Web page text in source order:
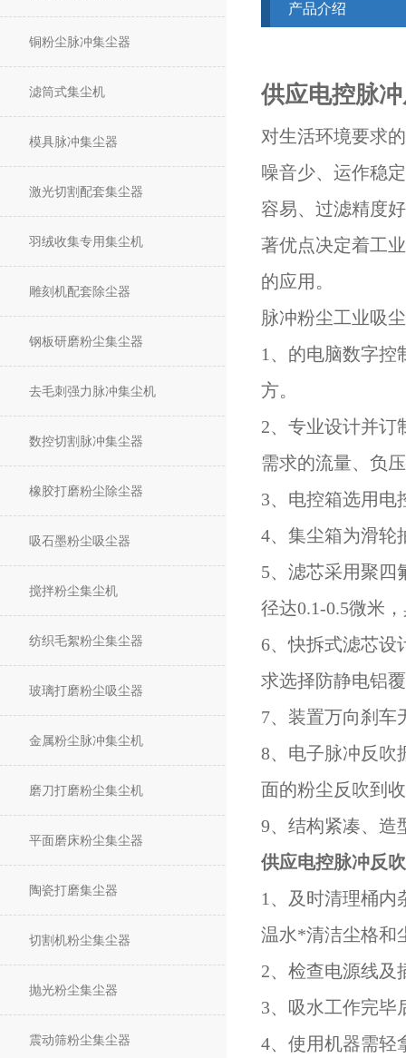
铜粉尘脉冲集尘器
滤筒式集尘机
模具脉冲集尘器
激光切割配套集尘器
羽绒收集专用集尘机
雕刻机配套除尘器
钢板研磨粉尘集尘器
去毛刺强力脉冲集尘机
数控切割脉冲集尘器
橡胶打磨粉尘除尘器
吸石墨粉尘吸尘器
搅拌粉尘集尘机
纺织毛絮粉尘集尘器
玻璃打磨粉尘吸尘器
金属粉尘脉冲集尘机
磨刀打磨粉尘集尘机
平面磨床粉尘集尘器
陶瓷打磨集尘器
切割机粉尘集尘器
抛光粉尘集尘器
震动筛粉尘集尘器
产品介绍
供应电控脉
对生活环境要求
噪音少、运作稳
容易、过滤精度
著优点决定着工
的应用。
脉冲粉尘工业吸
1、的电脑数字控
方。
2、专业设计并订
需求的流量、负
3、电控箱选用电
4、集尘箱为滑轮
5、滤芯采用聚四
径达0.1-0.5微米
6、快拆式滤芯设
求选择防静电铝
7、装置万向刹车
8、电子脉冲反吹
面的粉尘反吹到
9、结构紧凑、造
供应电控脉冲反
1、及时清理桶内
温水*清洁尘格和
2、检查电源线及
3、吸水工作完毕
4、使用机器需轻